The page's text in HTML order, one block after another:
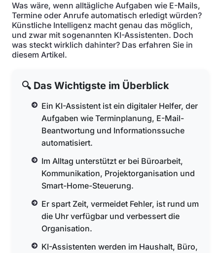
Was wäre, wenn alltägliche Aufgaben wie E-Mails,
Termine oder Anrufe automatisch erledigt würden?
Künstliche Intelligenz macht genau das möglich,
und zwar mit sogenannten KI-Assistenten. Doch
was steckt wirklich dahinter? Das erfahren Sie in
diesem Artikel.
🔍 Das Wichtigste im Überblick
Ein KI-Assistent ist ein digitaler Helfer, der
Aufgaben wie Terminplanung, E-Mail-
Beantwortung und Informationssuche
automatisiert.
Im Alltag unterstützt er bei Büroarbeit,
Kommunikation, Projektorganisation und
Smart-Home-Steuerung.
Er spart Zeit, vermeidet Fehler, ist rund um
die Uhr verfügbar und verbessert die
Organisation.
KI-Assistenten werden im Haushalt, Büro,